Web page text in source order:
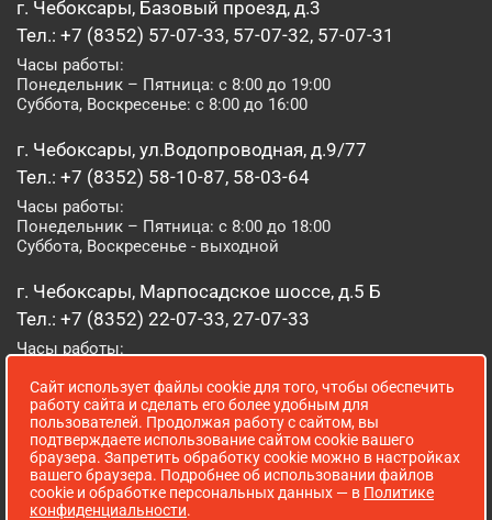
г. Чебоксары, Базовый проезд, д.3
Тел.: +7 (8352) 57-07-33, 57-07-32, 57-07-31
Часы работы:
Понедельник – Пятница: с 8:00 до 19:00
Суббота, Воскресенье: с 8:00 до 16:00
г. Чебоксары, ул.Водопроводная, д.9/77
Тел.: +7 (8352) 58-10-87, 58-03-64
Часы работы:
Понедельник – Пятница: с 8:00 до 18:00
Суббота, Воскресенье - выходной
г. Чебоксары, Марпосадское шоссе, д.5 Б
Тел.: +7 (8352) 22-07-33, 27-07-33
Часы работы:
Суббота, Воскресенье: с 8:00 до 16:00
г. Йошкар-Ола, ул. Луначарского, д. 52 А
Тел.: (8362) 41-07-31
Часы работы:
Понедельник – Пятница: с 8:00 до 18:00
Сайт использует файлы cookie для того, чтобы обеспечить
работу сайта и сделать его более удобным для
пользователей. Продолжая работу с сайтом, вы
подтверждаете использование сайтом cookie вашего
браузера. Запретить обработку cookie можно в настройках
вашего браузера. Подробнее об использовании файлов
cookie и обработке персональных данных — в Политике
конфиденциальности.